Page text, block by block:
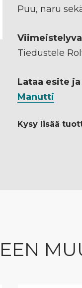
Puu, naru
Tiedustele
Lataa esite
Manutti
Kysy lisää